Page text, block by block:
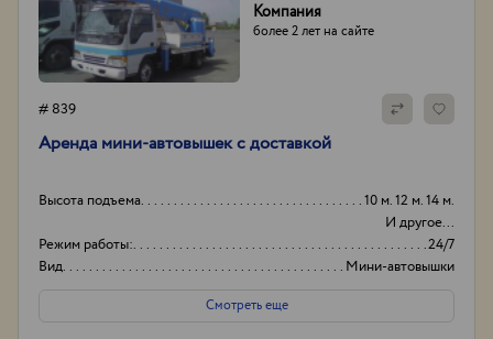
Компания
более 2 лет на сайте
# 839
Аренда мини-автовышек с доставкой
Высота подъема
10 м. 12 м. 14 м.
И другое...
Режим работы:
24/7
Вид
Мини-автовышки
Высота вышки
19м
Смотреть еще